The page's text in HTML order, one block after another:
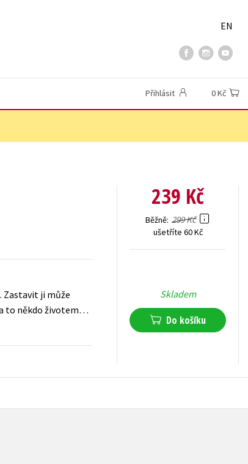
EN
Přihlásit 0 Kč
Zastavit ji může
to někdo životem…
239 Kč
Běžně 299 Kč
ušetříte 60 Kč
Skladem
Do košíku